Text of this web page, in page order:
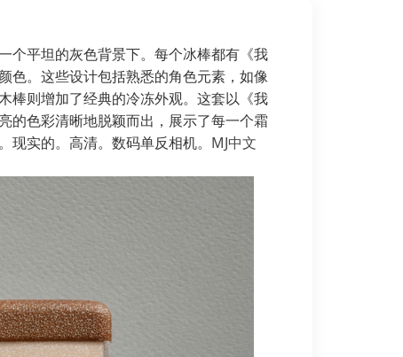
平坦的灰色背景下。每个冰棒都有《我
色。这些设计包括熟悉的角色元素，如像
棒则增加了经典的冷冻外观。这套以《我
的色彩清晰地脱颖而出，展示了每一个霜
实的。高清。数码单反相机。 MJ中文